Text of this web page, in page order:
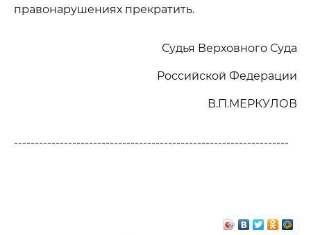
правонарушениях прекратить.
Судья Верховного Суда
Российской Федерации
В.П.МЕРКУЛОВ
------------------------------------------------------------------